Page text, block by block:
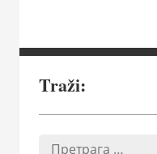
Traži: